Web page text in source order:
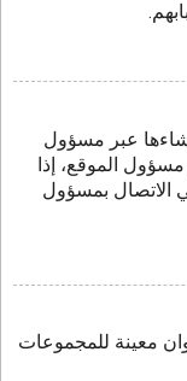
عبر مسؤول
الموقع، إذا
الاتصال بمسؤول
معينة للمجموعات